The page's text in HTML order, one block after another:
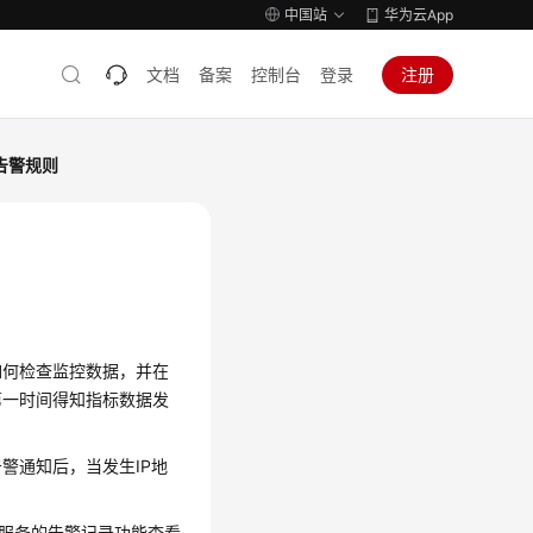
中国站 华为云App
文档 备案 控制台 登录 注册
警规则
检查监控数据，并在
时间得知指标数据发
通知后，当发生IP地